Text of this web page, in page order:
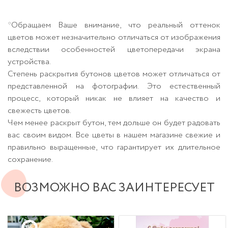
*Обращаем Ваше внимание, что реальный оттенок
цветов может незначительно отличаться от изображения
вследствии особенностей цветопередачи экрана
устройства.
Степень раскрытия бутонов цветов может отличаться от
представленной на фотографии. Это естественный
процесс, который никак не влияет на качество и
свежесть цветов.
Чем менее раскрыт бутон, тем дольше он будет радовать
вас своим видом. Все цветы в нашем магазине свежие и
правильно выращенные, что гарантирует их длительное
сохранение.
ВОЗМОЖНО ВАС ЗАИНТЕРЕСУЕТ